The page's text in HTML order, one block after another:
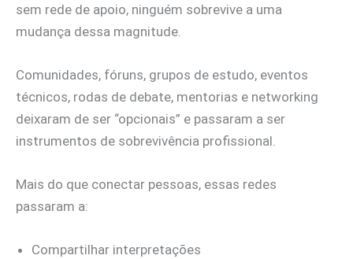
sem rede de apoio, ninguém sobrevive a uma
mudança dessa magnitude.
Comunidades, fóruns, grupos de estudo, eventos
técnicos, rodas de debate, mentorias e networking
deixaram de ser “opcionais” e passaram a ser
instrumentos de sobrevivência profissional.
Mais do que conectar pessoas, essas redes
passaram a:
Compartilhar interpretações